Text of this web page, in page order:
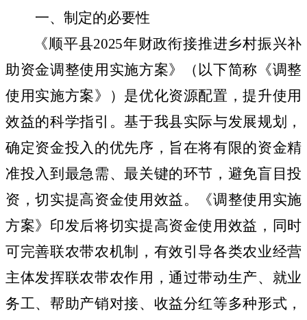
一、制定的必要性
《顺平县2025年财政衔接推进乡村振兴补
助资金调整使用实施方案》（以下简称《调整
使用实施方案》）是优化资源配置，提升使用
效益的科学指引。基于我县实际与发展规划，
确定资金投入的优先序，旨在将有限的资金精
准投入到最急需、最关键的环节，避免盲目投
资，切实提高资金使用效益。《调整使用实施
方案》印发后将切实提高资金使用效益，同时
可完善联农带农机制，有效引导各类农业经营
主体发挥联农带农作用，通过带动生产、就业
务工、帮助产销对接、收益分红等多种形式，